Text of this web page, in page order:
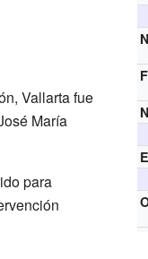
Vallarta fue
María
para